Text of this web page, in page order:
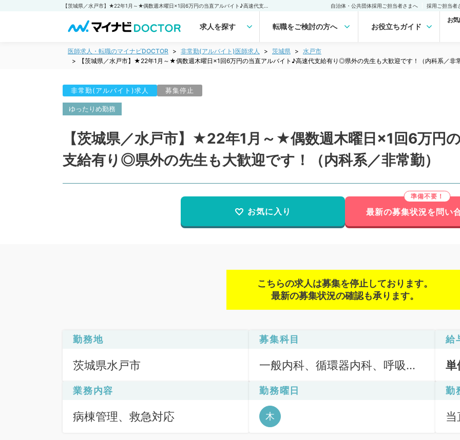
自治体・公共団体採用ご担当者さまへ 採用ご担当者
求人を探す 転職をご検討の方へ お役立ちガイド
お
医師求人・転職のマイナビDOCTOR 非常勤(アルバイト)医師求人 茨城県
水戸市
【茨城県／水戸市】★22年1月～★偶数週木曜日×1回6万円の当直アルバイト♪高速代支給有り◎県外の先生も大歓迎です！（内科系／非
非常勤(アルバイト)求人 募集停止
ゆったりめ勤務
【茨城県／水戸市】★22年1月～★偶数週木曜日×1回6万円
支給有り◎県外の先生も大歓迎です！（内科系／非常勤）
お気に入り 最新の募集状況を問い
こちらの求人は募集を停止しております。
最新の募集状況の確認も承ります。
勤務地
茨城県水戸市
募集科目
一般内科、循環器内科、呼吸器
給
業務内容
病棟管理、救急対応
勤務曜日
木
勤